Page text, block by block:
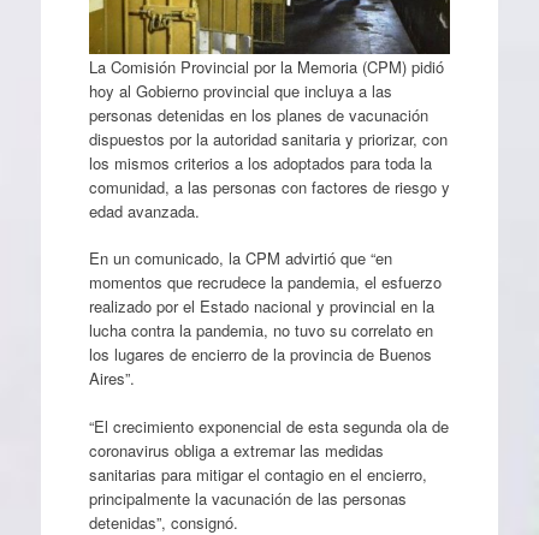
La Comisión Provincial por la Memoria (CPM) pidió
hoy al Gobierno provincial que incluya a las
personas detenidas en los planes de vacunación
dispuestos por la autoridad sanitaria y priorizar, con
los mismos criterios a los adoptados para toda la
comunidad, a las personas con factores de riesgo y
edad avanzada.
En un comunicado, la CPM advirtió que “en
momentos que recrudece la pandemia, el esfuerzo
realizado por el Estado nacional y provincial en la
lucha contra la pandemia, no tuvo su correlato en
los lugares de encierro de la provincia de Buenos
Aires”.
“El crecimiento exponencial de esta segunda ola de
coronavirus obliga a extremar las medidas
sanitarias para mitigar el contagio en el encierro,
principalmente la vacunación de las personas
detenidas”, consignó.